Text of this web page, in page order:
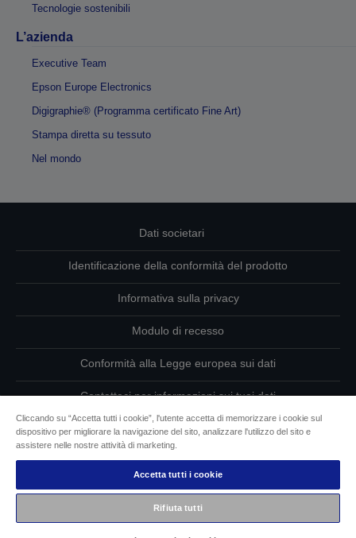
Tecnologie sostenibili
L’azienda
Executive Team
Epson Europe Electronics
Digigraphie® (Programma certificato Fine Art)
Stampa diretta su tessuto
Nel mondo
Dati societari
Identificazione della conformità del prodotto
Informativa sulla privacy
Modulo di recesso
Conformità alla Legge europea sui dati
Contattaci per informazioni sui tuoi dati
Informazioni sui cookie
L’impegno di Epson per l’accessibilità
Copyright © 2026 Seiko Epson
Epson Italia S.p.A. | P.IVA IT07511580156
Cliccando su “Accetta tutti i cookie”, l'utente accetta di memorizzare i cookie sul
dispositivo per migliorare la navigazione del sito, analizzare l'utilizzo del sito e
assistere nelle nostre attività di marketing.
Accetta tutti i cookie
Rifiuta tutti